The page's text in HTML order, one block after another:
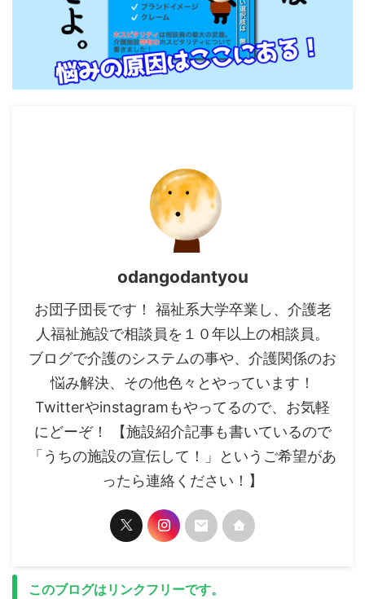
odangodantyou
お団子団長です！ 福祉系大学卒業し、介護老
人福祉施設で相談員を１０年以上の相談員。
ブログで介護のシステムの事や、介護関係のお
悩み解決、その他色々とやっています！
Twitterやinstagramもやってるので、お気軽
にどーぞ！ 【施設紹介記事も書いているので
「うちの施設の宣伝して！」というご希望があ
ったら連絡ください！】
このブログはリンクフリーです。